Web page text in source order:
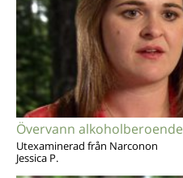
Övervann alkoholberoende
Utexaminerad från Narconon
Jessica P.